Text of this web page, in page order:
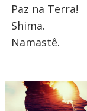
Paz na Terra!
Shima.
Namastê.